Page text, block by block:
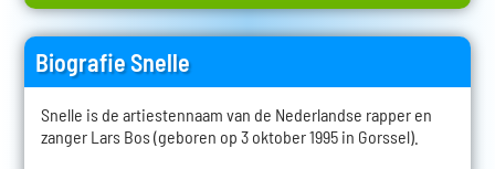
Biografie Snelle
Snelle is de artiestennaam van de Nederlandse rapper en
zanger Lars Bos (geboren op 3 oktober 1995 in Gorssel).